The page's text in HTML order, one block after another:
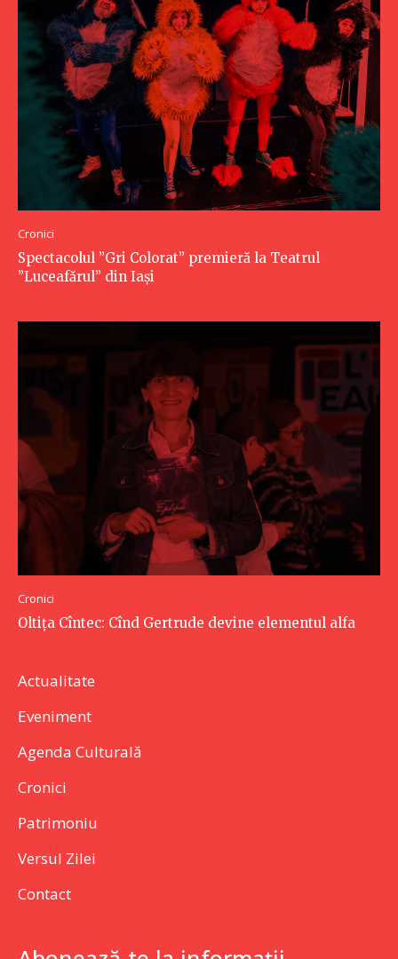
Cronici
Spectacolul ”Gri Colorat” premieră la Teatrul
”Luceafărul” din Iași
Cronici
Oltița Cîntec: Cînd Gertrude devine elementul alfa
Actualitate
Eveniment
Agenda Culturală
Cronici
Patrimoniu
Versul Zilei
Contact